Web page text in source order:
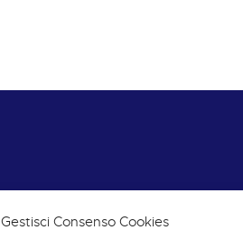
Gestisci Consenso Cookies